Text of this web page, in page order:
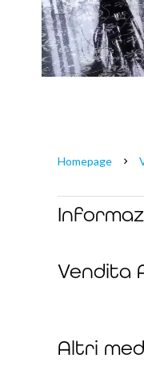
Homepage
Vendita
Altri